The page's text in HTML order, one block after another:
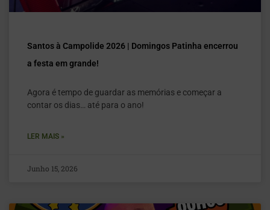
Santos à Campolide 2026 | Domingos Patinha encerrou
a festa em grande!
Agora é tempo de guardar as memórias e começar a
contar os dias… até para o ano!
LER MAIS »
Junho 15, 2026